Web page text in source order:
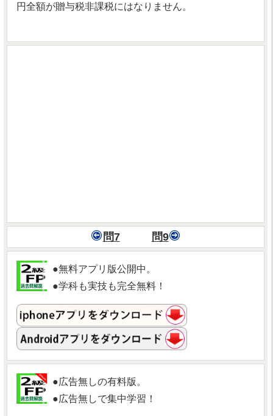
円全額が贈与税非課税にはなりません。
問7 問9
●無料アプリ版公開中。
●学科も実技も完全無料！
●広告無しの有料版。
●広告無しで集中学習！